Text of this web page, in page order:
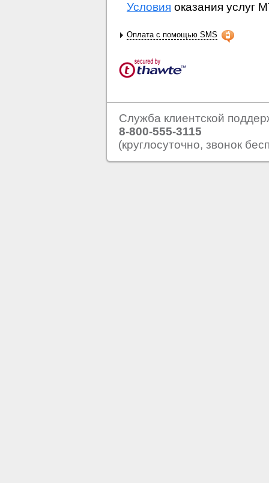
Условия оказания услуг
Оплата с помощью SMS
Служба клиентской
8-800-555-3115
(круглосуточно, звонок